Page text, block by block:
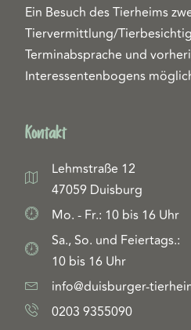
Ein Besuch des Tierheims
Tiervermittlung/
Terminabsprache und
Interessentenbogens
Kontakt
Lehmstraße 12
47059 Duisburg
Mo. - Fr.: 10 bis 16 Uhr
Sa., So. und Feiertags.:
10 bis 16 Uhr
info@duisburger-
0203 9355090